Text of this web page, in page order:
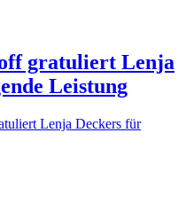
gratuliert Lenja
Leistung